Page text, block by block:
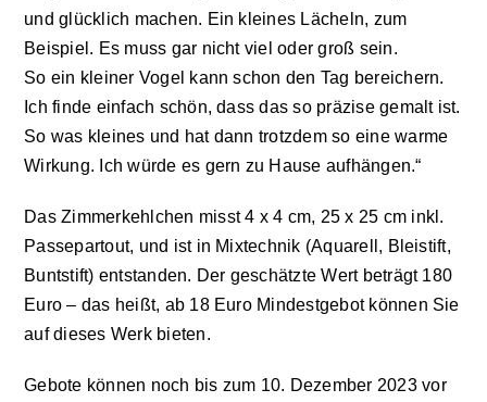
Downloads
Erfahrungsberichte
Impressum
und glücklich machen. Ein kleines Lächeln, zum
Beispiel. Es muss gar nicht viel oder groß sein.
So ein kleiner Vogel kann schon den Tag bereichern.
Ich finde einfach schön, dass das so präzise gemalt ist.
So was kleines und hat dann trotzdem so eine warme
Wirkung. Ich würde es gern zu Hause aufhängen.“
Das Zimmerkehlchen misst 4 x 4 cm, 25 x 25 cm inkl.
Passepartout, und ist in Mixtechnik (Aquarell, Bleistift,
Buntstift) entstanden. Der geschätzte Wert beträgt 180
Euro – das heißt, ab 18 Euro Mindestgebot können Sie
auf dieses Werk bieten.
Gebote können noch bis zum 10. Dezember 2023 vor